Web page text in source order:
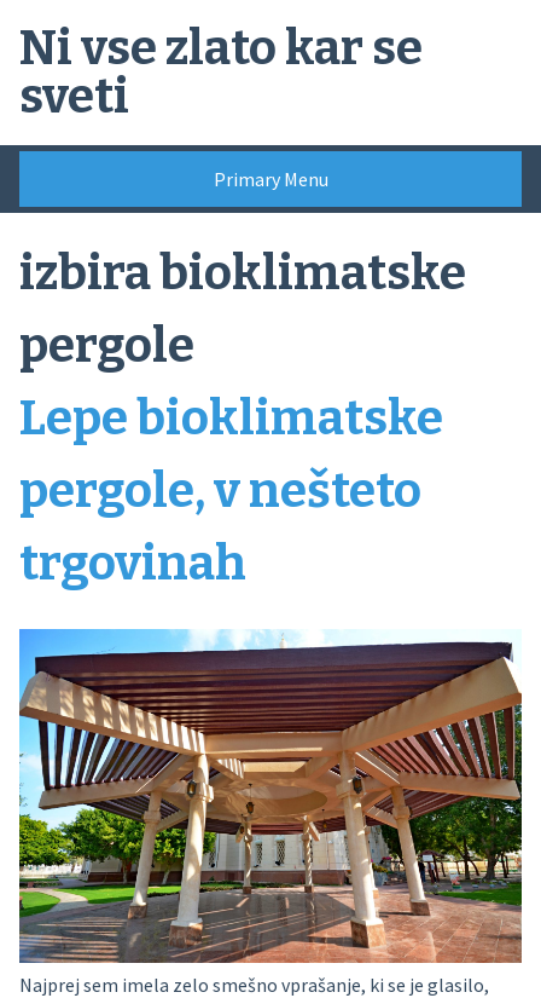
content
Ni vse zlato kar se
sveti
Primary Menu
izbira bioklimatske
pergole
Lepe bioklimatske
pergole, v nešteto
trgovinah
Najprej sem imela zelo smešno vprašanje, ki se je glasilo,